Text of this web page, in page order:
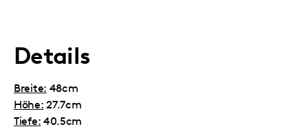
Details
Breite: 48cm
Höhe: 27.7cm
Tiefe: 40.5cm